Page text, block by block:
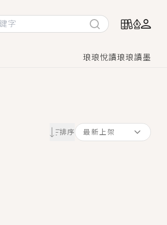
琅琅悅讀琅琅讀墨
，他居然還後悔了？
排序 最新上架